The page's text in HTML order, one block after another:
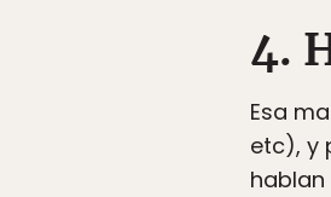
4.
Esa
etc), y